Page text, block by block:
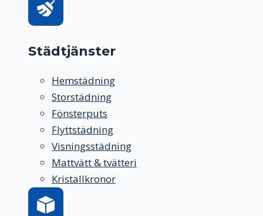
Städtjänster
Hemstädning
Storstädning
Fönsterputs
Flyttstädning
Visningsstädning
Mattvätt & tvätteri
Kristallkronor